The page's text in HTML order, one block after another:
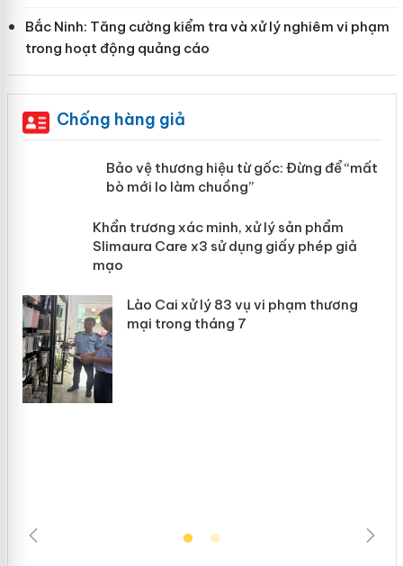
Bắc Ninh: Tăng cường kiểm tra và xử lý nghiêm vi phạm
trong hoạt động quảng cáo
Chống hàng giả
Bảo vệ thương hiệu từ gốc: Đừng để
“mất bò mới lo làm chuồng”
Slimaura Care x3 sử dụng giấy phép
giả mạo